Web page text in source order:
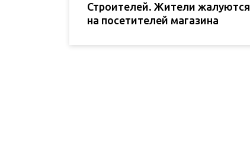
Строителей. Жители жалуются
на посетителей магазина